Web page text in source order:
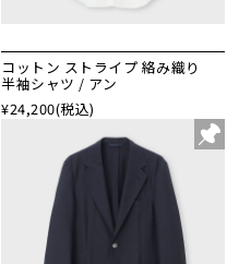
コットン ストライプ 絡み織り
半袖シャツ / アン
¥24,200(税込)